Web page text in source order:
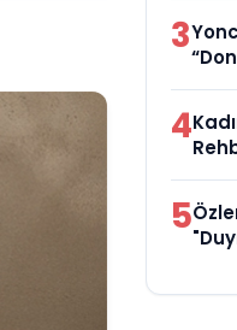
3
4
5